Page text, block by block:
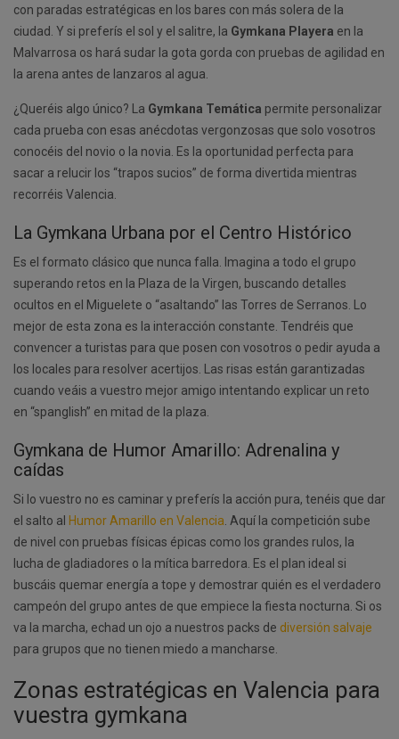
con paradas estratégicas en los bares con más solera de la
ciudad. Y si preferís el sol y el salitre, la Gymkana Playera en la
Malvarrosa os hará sudar la gota gorda con pruebas de agilidad en
la arena antes de lanzaros al agua.
¿Queréis algo único? La Gymkana Temática permite personalizar
cada prueba con esas anécdotas vergonzosas que solo vosotros
conocéis del novio o la novia. Es la oportunidad perfecta para
sacar a relucir los “trapos sucios” de forma divertida mientras
recorréis Valencia.
La Gymkana Urbana por el Centro Histórico
Es el formato clásico que nunca falla. Imagina a todo el grupo
superando retos en la Plaza de la Virgen, buscando detalles
ocultos en el Miguelete o “asaltando” las Torres de Serranos. Lo
mejor de esta zona es la interacción constante. Tendréis que
convencer a turistas para que posen con vosotros o pedir ayuda a
los locales para resolver acertijos. Las risas están garantizadas
cuando veáis a vuestro mejor amigo intentando explicar un reto
en “spanglish” en mitad de la plaza.
Gymkana de Humor Amarillo: Adrenalina y
caídas
Si lo vuestro no es caminar y preferís la acción pura, tenéis que dar
el salto al Humor Amarillo en Valencia . Aquí la competición sube
de nivel con pruebas físicas épicas como los grandes rulos, la
lucha de gladiadores o la mítica barredora. Es el plan ideal si
buscáis quemar energía a tope y demostrar quién es el verdadero
campeón del grupo antes de que empiece la fiesta nocturna. Si os
va la marcha, echad un ojo a nuestros packs de diversión salvaje
para grupos que no tienen miedo a mancharse.
Zonas estratégicas en Valencia para
vuestra gymkana